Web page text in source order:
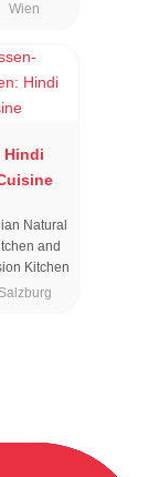
Wien
Hindi
Natural
and
Kitchen
Salzburg